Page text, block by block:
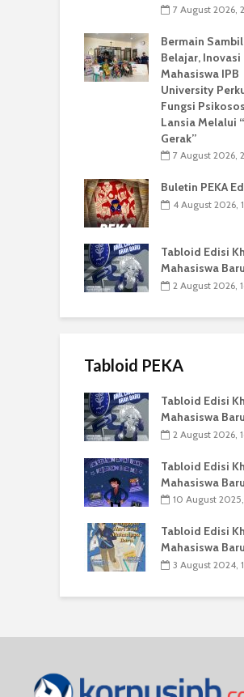
7 August 2026,
Bermain Sambil
Belajar, Inovasi
Mahasiswa IPB
University
Fungsi
Lansia Melalui
Gerak”
7 August 2026,
Buletin PEKA
4 August 2026,
Tabloid Edisi
Mahasiswa
2 August 2026,
Tabloid PEKA
Tabloid Edisi
Mahasiswa
2 August 2026,
Tabloid Edisi
Mahasiswa
10 August 2025,
Tabloid Edisi
Mahasiswa
3 August 2024,